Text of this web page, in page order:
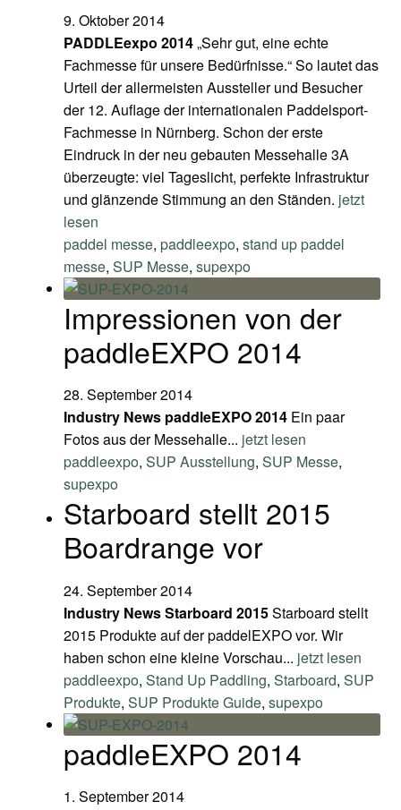
9. Oktober 2014
PADDLEexpo 2014„Sehr gut, eine echte
Fachmesse für unsere Bedürfnisse.“ So lautet das
Urteil der allermeisten Aussteller und Besucher
der 12. Auflage der internationalen Paddelsport-
Fachmesse in Nürnberg. Schon der erste
Eindruck in der neu gebauten Messehalle 3A
überzeugte: viel Tageslicht, perfekte Infrastruktur
und glänzende Stimmung an den Ständen. jetzt
lesen
paddel messe, paddleexpo, stand up paddel
messe, SUP Messe, supexpo
Impressionen von der
paddleEXPO 2014
28. September 2014
Industry News paddleEXPO 2014Ein paar
Fotos aus der Messehalle... jetzt lesen
paddleexpo, SUP Ausstellung, SUP Messe,
supexpo
Starboard stellt 2015
Boardrange vor
24. September 2014
Industry NewsStarboard 2015Starboard stellt
2015 Produkte auf der paddelEXPO vor. Wir
haben schon eine kleine Vorschau... jetzt lesen
paddleexpo, Stand Up Paddling, Starboard, SUP
Produkte, SUP Produkte Guide, supexpo
paddleEXPO 2014
1. September 2014